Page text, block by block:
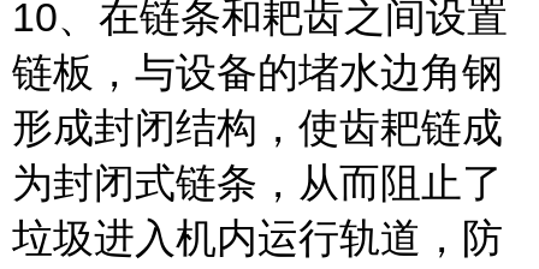
10、在链条和耙齿之间设置
链板，与设备的堵水边角钢
形成封闭结构，使齿耙链成
为封闭式链条，从而阻止了
垃圾进入机内运行轨道，防